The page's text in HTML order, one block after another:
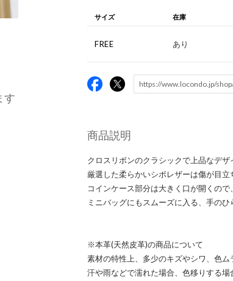
す
サイズ 在庫
FREE あり
商品説明
クロスリボンのクラシックで上品なデ
厳選した柔らかいシボレザーは傷が目立
コインケース部分は大きく口が開くの
ミニバッグにもスムーズに入る、手の
※本革(天然皮革)の商品について
素材の特性上、多少のキズやシワ、色ム
汗や雨などで濡れた場合、色移りする